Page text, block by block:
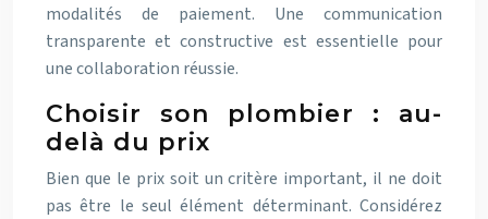
modalités de paiement. Une communication
transparente et constructive est essentielle pour
une collaboration réussie.
Choisir son plombier : au-
delà du prix
Bien que le prix soit un critère important, il ne doit
pas être le seul élément déterminant. Considérez